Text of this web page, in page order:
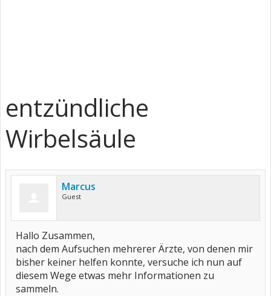
entzündliche
Wirbelsäule
Marcus
Guest
Hallo Zusammen,
nach dem Aufsuchen mehrerer Ärzte, von denen mir
bisher keiner helfen konnte, versuche ich nun auf
diesem Wege etwas mehr Informationen zu
sammeln.